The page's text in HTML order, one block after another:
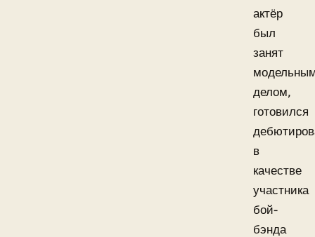
актёр
был
занят
делом,
готовился
в
качестве
участника
бой-
бэнда